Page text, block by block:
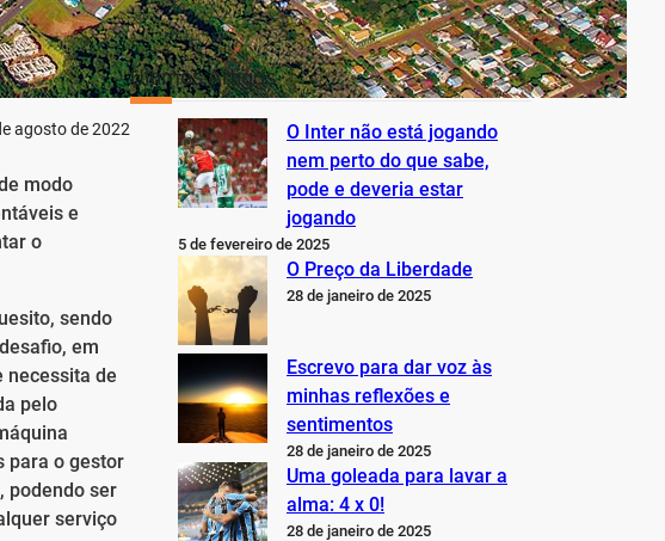
agosto de 2022
modo
e
o
sendo
em
necessita de
pelo
para o gestor
podendo ser
serviço
Últimos Artigos
O Inter não está jogando
nem perto do que sabe,
pode e deveria estar
jogando
5 de fevereiro de 2025
O Preço da Liberdade
28 de janeiro de 2025
Escrevo para dar voz às
minhas reflexões e
sentimentos
28 de janeiro de 2025
Uma goleada para lavar a
alma: 4 x 0!
28 de janeiro de 2025